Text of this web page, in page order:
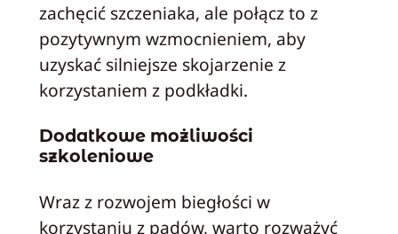
zachęcić szczeniaka, ale połącz to z
pozytywnym wzmocnieniem, aby
uzyskać silniejsze skojarzenie z
korzystaniem z podkładki.
Dodatkowe możliwości
szkoleniowe
Wraz z rozwojem biegłości w
korzystaniu z padów, warto rozważyć